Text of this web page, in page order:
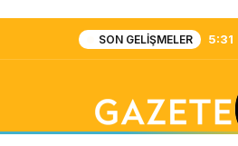
SON GELIŞMELER 5:31